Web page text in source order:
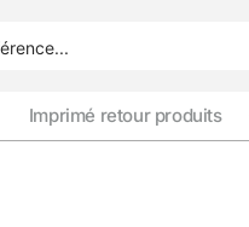
Imprimé retour produits